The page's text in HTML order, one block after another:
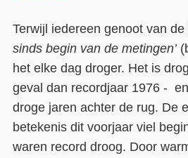
Terwijl iedereen genoot van de
sinds begin van de metingen’
het elke dag droger. Het is
geval dan recordjaar 1976 -
droge jaren achter de rug. De
betekenis dit voorjaar viel
waren record droog. Door